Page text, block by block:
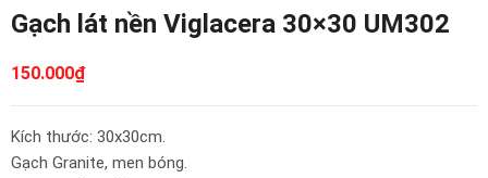
Gạch lát nền Viglacera 30×30 UM302
150.000₫
Kích thước: 30x30cm.
Gạch Granite, men bóng.